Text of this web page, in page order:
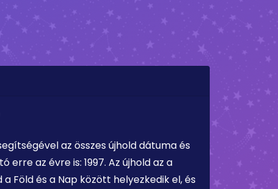
az összes újhold dátuma és
erre az évre is: 1997. Az újhold az a
a Föld és a Nap között helyezkedik el, és